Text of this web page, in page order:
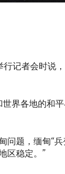
行记者会时说
界各地的和
问题，缅甸“
区稳定。”